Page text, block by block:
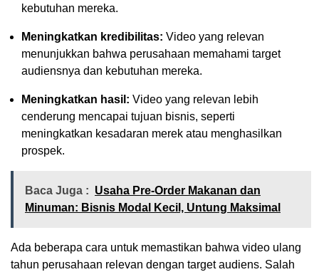
kebutuhan mereka.
Meningkatkan kredibilitas: Video yang relevan
menunjukkan bahwa perusahaan memahami target
audiensnya dan kebutuhan mereka.
Meningkatkan hasil: Video yang relevan lebih
cenderung mencapai tujuan bisnis, seperti
meningkatkan kesadaran merek atau menghasilkan
prospek.
Baca Juga : Usaha Pre-Order Makanan dan
Minuman: Bisnis Modal Kecil, Untung Maksimal
Ada beberapa cara untuk memastikan bahwa video ulang
tahun perusahaan relevan dengan target audiens. Salah